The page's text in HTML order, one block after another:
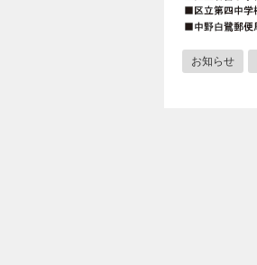
お知らせ